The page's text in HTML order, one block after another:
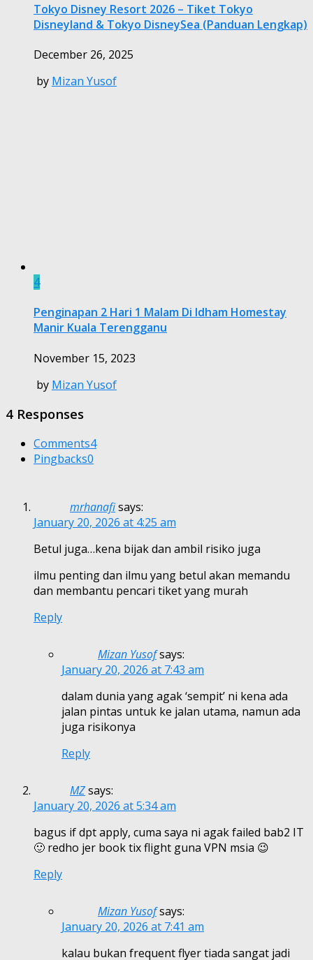
Tokyo Disney Resort 2026 – Tiket Tokyo
Disneyland & Tokyo DisneySea (Panduan Lengkap)
December 26, 2025
by Mizan Yusof
4
Penginapan 2 Hari 1 Malam Di Idham Homestay
Manir Kuala Terengganu
November 15, 2023
by Mizan Yusof
4 Responses
Comments4
Pingbacks0
mrhanafisays:
January 20, 2026 at 4:25 am
Betul juga…kena bijak dan ambil risiko juga
ilmu penting dan ilmu yang betul akan memandu
dan membantu pencari tiket yang murah
Reply
Mizan Yusofsays:
January 20, 2026 at 7:43 am
dalam dunia yang agak ‘sempit’ ni kena ada
jalan pintas untuk ke jalan utama, namun ada
juga risikonya
Reply
MZsays:
January 20, 2026 at 5:34 am
bagus if dpt apply, cuma saya ni agak failed bab2 IT
🙂 redho jer book tix flight guna VPN msia 😉
Reply
Mizan Yusofsays:
January 20, 2026 at 7:41 am
kalau bukan frequent flyer tiada sangat jadi